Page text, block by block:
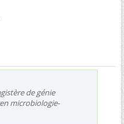
de génie
microbiologie-